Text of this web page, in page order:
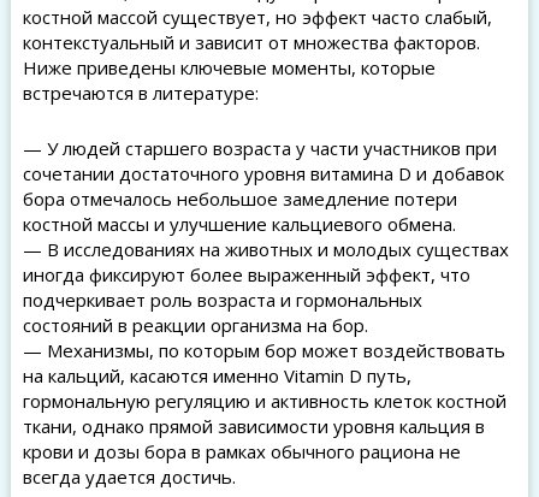
костной массой существует, но эффект часто слабый,
контекстуальный и зависит от множества факторов.
Ниже приведены ключевые моменты, которые
встречаются в литературе:
— У людей старшего возраста у части участников при
сочетании достаточного уровня витамина D и добавок
бора отмечалось небольшое замедление потери
костной массы и улучшение кальциевого обмена.
— В исследованиях на животных и молодых существах
иногда фиксируют более выраженный эффект, что
подчеркивает роль возраста и гормональных
состояний в реакции организма на бор.
— Механизмы, по которым бор может воздействовать
на кальций, касаются именно Vitamin D путь,
гормональную регуляцию и активность клеток костной
ткани, однако прямой зависимости уровня кальция в
крови и дозы бора в рамках обычного рациона не
всегда удается достичь.